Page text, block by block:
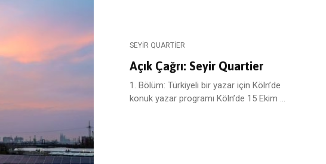
SEYIR QUARTIER
Açık Çağrı: Seyir Quartier
1. Bölüm: Türkiyeli bir yazar için Köln’de
konuk yazar programı Köln’de 15 Ekim ...